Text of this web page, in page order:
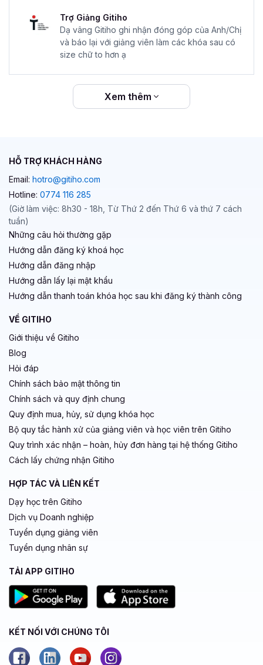
Trợ Giảng Gitiho
Dạ vâng Gitiho ghi nhận đóng góp của Anh/Chị
và báo lại với giảng viên làm các khóa sau có
size chữ to hơn ạ
Xem thêm
HỖ TRỢ KHÁCH HÀNG
Email: hotro@gitiho.com
Hotline: 0774 116 285
(Giờ làm việc: 8h30 - 18h, Từ Thứ 2 đến Thứ 6 và thứ 7 cách
tuần)
Những câu hỏi thường gặp
Hướng dẫn đăng ký khoá học
Hướng dẫn đăng nhập
Hướng dẫn lấy lại mật khẩu
Hướng dẫn thanh toán khóa học sau khi đăng ký thành công
VỀ GITIHO
Giới thiệu về Gitiho
Blog
Hỏi đáp
Chính sách bảo mật thông tin
Chính sách và quy định chung
Quy định mua, hủy, sử dụng khóa học
Bộ quy tắc hành xử của giảng viên và học viên trên Gitiho
Quy trình xác nhận – hoàn, hủy đơn hàng tại hệ thống Gitiho
Cách lấy chứng nhận Gitiho
HỢP TÁC VÀ LIÊN KẾT
Dạy học trên Gitiho
Dịch vụ Doanh nghiệp
Tuyển dụng giảng viên
Tuyển dụng nhân sự
TẢI APP GITIHO
KẾT NỐI VỚI CHÚNG TÔI